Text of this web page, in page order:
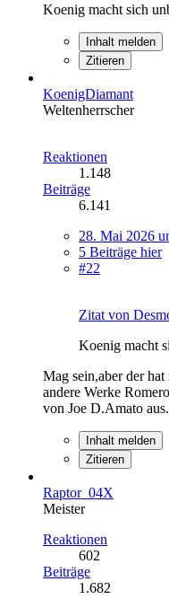
Koenig macht sich
Inhalt melden
Zitieren
KoenigDiamant
Weltenherrscher
Reaktionen
1.148
Beiträge
6.141
28. Mai 2026
5 Beiträge hier
#22
Zitat von
Koenig macht
Mag sein,aber der
andere Werke
von Joe D.Amato
Inhalt melden
Zitieren
Raptor_04X
Meister
Reaktionen
602
Beiträge
1.682